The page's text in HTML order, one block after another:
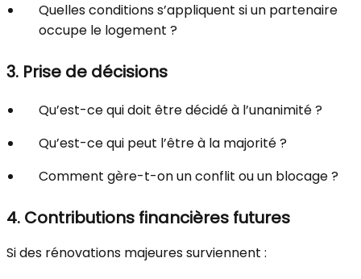
Quelles conditions s’appliquent si un partenaire
occupe le logement ?
3. Prise de décisions
Qu’est-ce qui doit être décidé à l’unanimité ?
Qu’est-ce qui peut l’être à la majorité ?
Comment gère-t-on un conflit ou un blocage ?
4. Contributions financières futures
Si des rénovations majeures surviennent :